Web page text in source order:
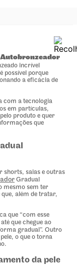
Autobronzeador
incrível
possível porque
a eficácia de
com a tecnologia
em partículas,
produto e quer
que
shorts, saias e outras
Gradual
mesmo sem ter
além de tratar,
que “com esse
que chegue ao
gradual”. Outro
o que o torna
da pele